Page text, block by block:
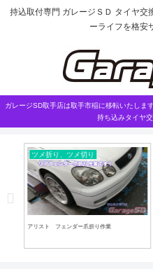
持込取付専門 ガレージＳＤ タイヤ交
ーライフを格安
ガレージSD取手店は取手市稲に移転いたし
持ち込みタイヤ
ツメ折り、ツメ切り
アリスト フェンダー爪折り作業